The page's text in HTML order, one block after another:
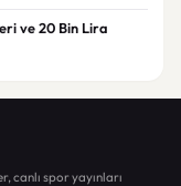
ve 20 Bin Lira
canlı spor yayınları